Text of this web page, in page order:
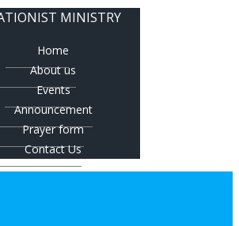
MINISTRY
Home
About us
Events
Announcement
Prayer form
Contact Us